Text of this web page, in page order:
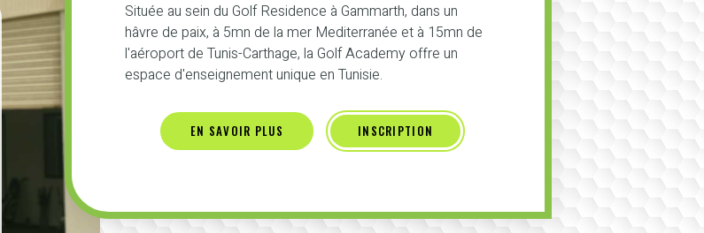
Située au sein du Golf Residence à Gammarth, dans un
hâvre de paix, à 5mn de la mer Mediterranée et à 15mn de
l'aéroport de Tunis-Carthage, la Golf Academy offre un
espace d'enseignement unique en Tunisie.
EN SAVOIR PLUS INSCRIPTION